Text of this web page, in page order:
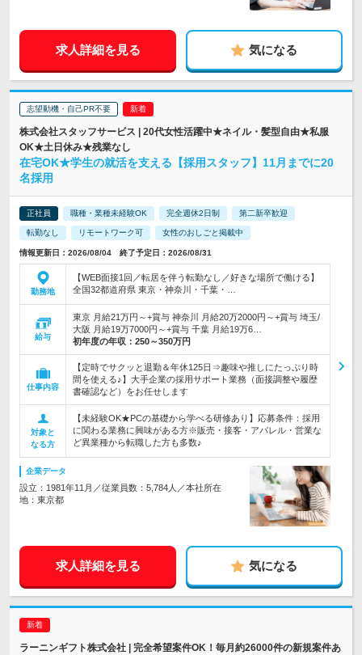
求人詳細を見る 気になる
志望動機・自己PR不要
株式会社スタッフサービス | 20代女性活躍中★ネイル・髪型自由★私服
OK★土日休み★残業なし
在宅OK★学生の就活を支える【採用スタッフ】11月までに20
名採用
正社員 職種・業種未経験OK 完全週休2日制 第二新卒歓迎
転勤なし リモートワーク可 女性のおしごと掲載中
情報更新日：2026/08/04 終了予定日：2026/08/31
勤務地
【WEB面接1回／転居を伴う転勤なし／好きな場所で働ける】
全国32都道府県 東京・神奈川・千葉・…
給与
東京 月給21万円～+賞与 神奈川 月給20万2000円～+賞与 埼玉/
大阪 月給19万7000円～+賞与 千葉 月給19万6…
初年度の年収： 250～350万円
仕事内容
【定時でサクッと退勤＆年休125日⇒趣味や推しにたっぷり時
間を使える♪】大手企業の採用サポート業務（面接調整や履歴
書確認など）をお任せします
対象と
なる方
【未経験OK★PCの基礎から学べる研修あり】応募条件：採用
に関わる業務に興味がある方※販売・接客・アパレル・営業な
ど異業種から転職した方も多数♪
企業データ
設立：1981年11月／従業員数：5,784人／本社所在
地：東京都
求人詳細を見る 気になる
ラーニンギフト株式会社 | 完全希望案件OK！毎月約26000件の新規案件あ